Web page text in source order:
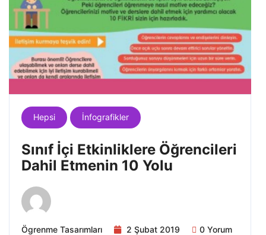
Hepsi İnfografikler
Sınıf İçi Etkinliklere Öğrencileri
Dahil Etmenin 10 Yolu
Ögrenme Tasarımları 2 Şubat 2019 0 Yorum